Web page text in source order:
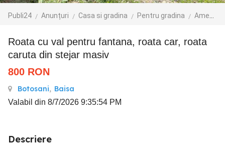
Publi24 Anunțuri Casa si gradina Pentru gradina Amenajari gradini
Roata cu val pentru fantana, roata car, roata
caruta din stejar masiv
800 RON
Botosani, Baisa
Valabil din 8/7/2026 9:35:54 PM
Descriere